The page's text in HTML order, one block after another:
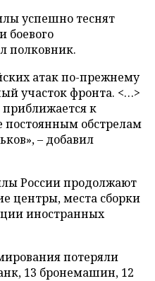
успешно теснят
боевого
полковник.
атак по-прежнему
участок фронта. <…>
к
постоянным обстрелам
– добавил
России продолжают
центры, места сборки
иностранных
потеряли
13 бронемашин, 12